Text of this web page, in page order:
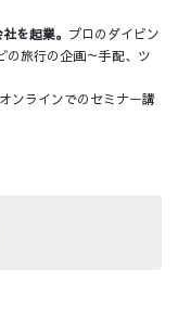
を起業。 プロのダイビン
の旅行の企画～手配、ツ
ンラインでのセミナー講